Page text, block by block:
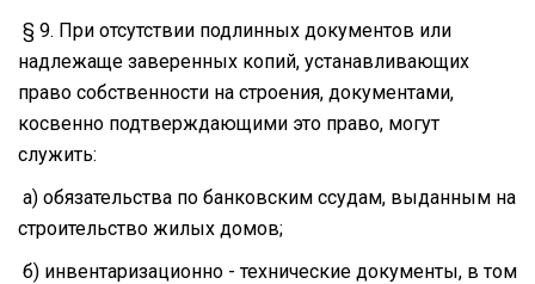
§ 9. При отсутствии подлинных документов или
надлежаще заверенных копий, устанавливающих
право собственности на строения, документами,
косвенно подтверждающими это право, могут
служить:
а) обязательства по банковским ссудам, выданным на
строительство жилых домов;
б) инвентаризационно - технические документы, в том